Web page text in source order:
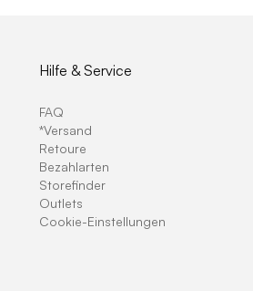
Hilfe & Service
FAQ
*Versand
Retoure
Bezahlarten
Storefinder
Outlets
Cookie-Einstellungen